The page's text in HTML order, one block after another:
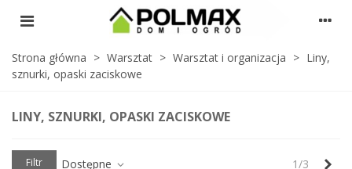
Strona główna > Warsztat > Warsztat i organizacja > Liny,
sznurki, opaski zaciskowe
LINY, SZNURKI, OPASKI ZACISKOWE
Filtr Dostępne 1/3